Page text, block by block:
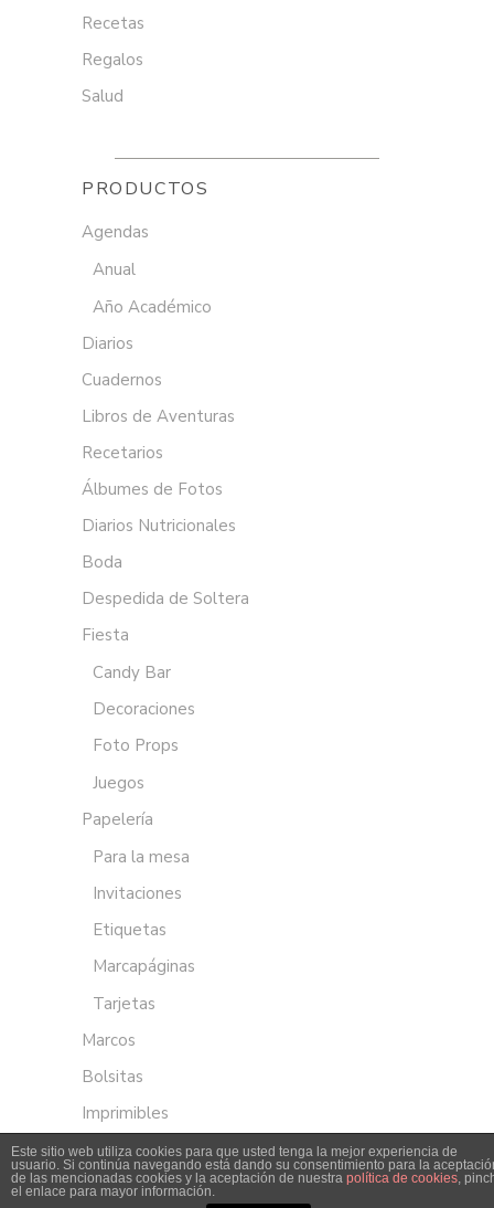
Recetas
Regalos
Salud
PRODUCTOS
Agendas
Anual
Año Académico
Diarios
Cuadernos
Libros de Aventuras
Recetarios
Álbumes de Fotos
Diarios Nutricionales
Boda
Despedida de Soltera
Fiesta
Candy Bar
Decoraciones
Foto Props
Juegos
Papelería
Para la mesa
Invitaciones
Etiquetas
Marcapáginas
Tarjetas
Marcos
Bolsitas
Imprimibles
Este sitio web utiliza cookies para que usted tenga la mejor experiencia de
usuario. Si continúa navegando está dando su consentimiento para la
de las mencionadas cookies y la aceptación de nuestra política de cookies,
el enlace para mayor información.